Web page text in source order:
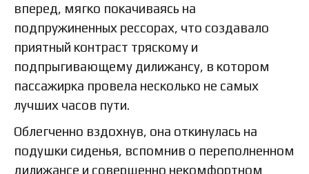
вперед, мягко покачиваясь на
подпружиненных рессорах, что создавало
приятный контраст тряскому и
подпрыгивающему дилижансу, в котором
пассажирка провела несколько не самых
лучших часов пути.
Облегченно вздохнув, она откинулась на
подушки сиденья, вспомнив о переполненном
дилижансе и совершенно некомфортном